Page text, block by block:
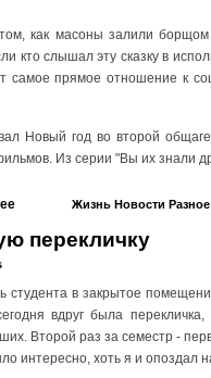
как масоны залили
кто слышал эту сказку в
самое прямое отношение к
Новый год во второй
Из серии "Вы их знали
Жизнь Новости Разное
перекличку
студента в закрытое
вдруг была
Второй раз за семестр -
интересно, хоть я и опоздал